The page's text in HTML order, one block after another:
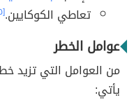
تعاطي الكوكايين.[٥]
عوامل الخطر
من العوامل التي تزيد
يأتي: